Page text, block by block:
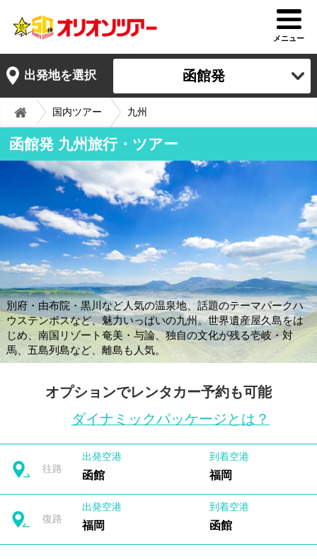
メニュー
出発地を選択 函館発
国内ツアー 九州
函館発 九州旅行・ツアー
別府・由布院・黒川など人気の温泉地、話題のテーマパークハ
ウステンボスなど、魅力いっぱいの九州。世界遺産屋久島をは
じめ、南国リゾート奄美・与論、独自の文化が残る壱岐・対
馬、五島列島など、離島も人気。
オプションでレンタカー予約も可能
ダイナミックパッケージとは？
往路
出発空港
函館
到着空港
福岡
復路
出発空港
福岡
到着空港
函館